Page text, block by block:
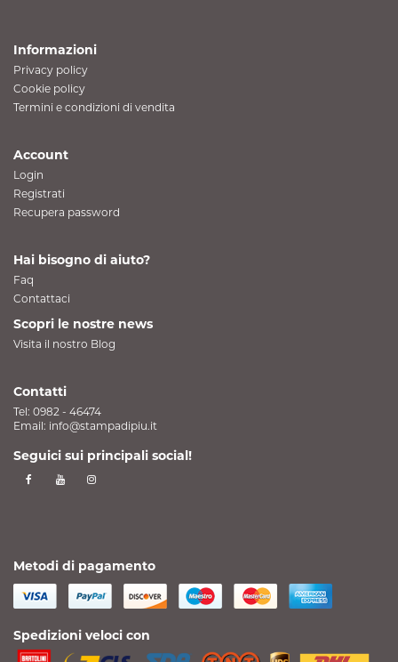
Informazioni
Privacy policy
Cookie policy
Termini e condizioni di vendita
Account
Login
Registrati
Recupera password
Hai bisogno di aiuto?
Faq
Contattaci
Scopri le nostre news
Visita il nostro Blog
Contatti
Tel: 0982 - 46474
Email: info@stampadipiu.it
Seguici sui principali social!
Metodi di pagamento
Spedizioni veloci con